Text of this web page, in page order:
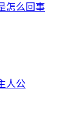
怎么回事
人公